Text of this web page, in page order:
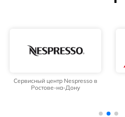
Сервисный центр Nespresso в
Ростове-на-Дону